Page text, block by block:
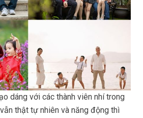
dáng với các thành viên nhí trong
thật tự nhiên và năng động thì